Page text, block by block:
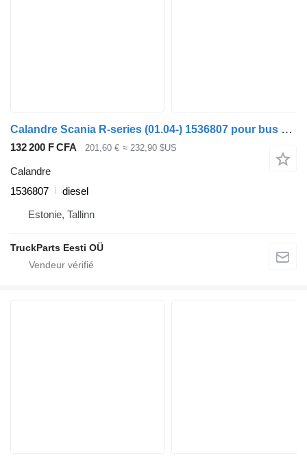
Calandre Scania R-series (01.04-) 1536807 pour bus Scania P,G,R,T-series (2004-2017)
132 200 F CFA 201,60 € ≈ 232,90 $US
Calandre
1536807
diesel
Estonie, Tallinn
TruckParts Eesti OÜ